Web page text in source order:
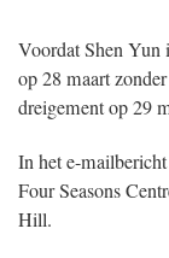
Voordat Shen Yun
op 28 maart
dreigement op 29
In het e-
Four Seasons
Hill.